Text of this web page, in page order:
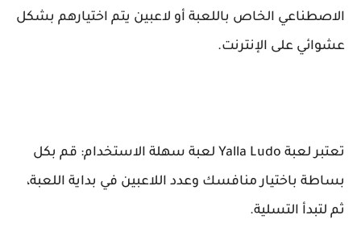
الاصطناعي الخاص باللعبة أو لاعبين يتم اختيارهم بشكل
عشوائي على الإنترنت.
تعتبر لعبة Yalla Ludo لعبة سهلة الاستخدام: قم بكل
بساطة باختيار منافسك وعدد اللاعبين في بداية اللعبة،
ثم لتبدأ التسلية.